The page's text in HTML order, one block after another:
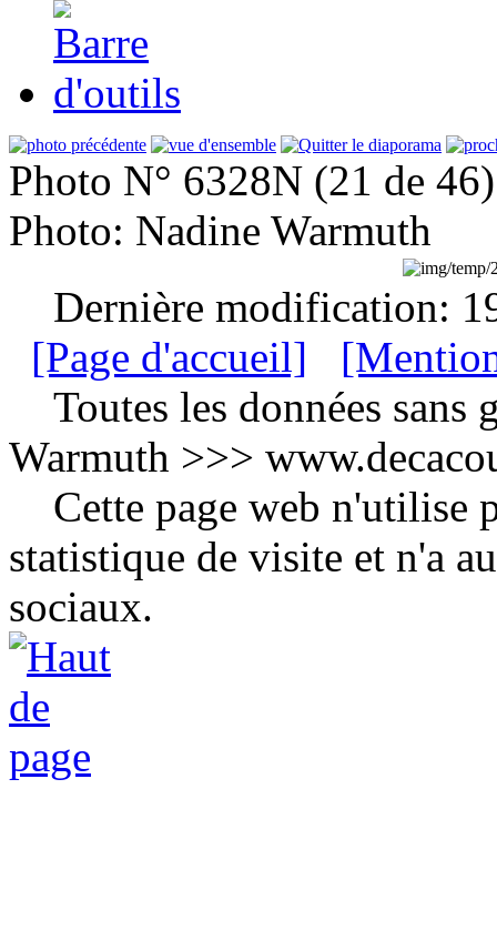
Photo N° 6328N (21 de 46)
Photo: Nadine Warmuth
Dernière modification:
[Page d'accueil]
Toutes les données sans
Warmuth >>>
Cette page web n'utilise
statistique de visite et n'a
sociaux.